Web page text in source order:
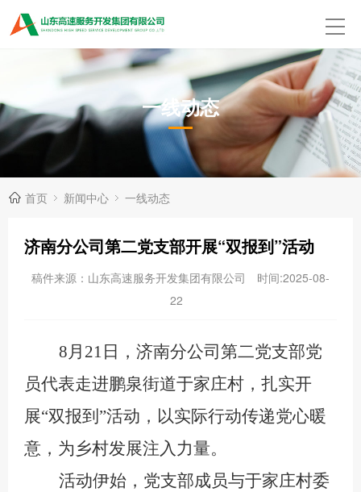
一线动态
首页 新闻中心 一线动态
济南分公司第二党支部开展“双报到”活动
稿件来源：山东高速服务开发集团有限公司
时间:2025-08-
22
8月21日，济南分公司第二党支部党
员代表走进鹏泉街道于家庄村，扎实开
展“双报到”活动，以实际行动传递党心暖
意，为乡村发展注入力量。
活动伊始，党支部成员与于家庄村委